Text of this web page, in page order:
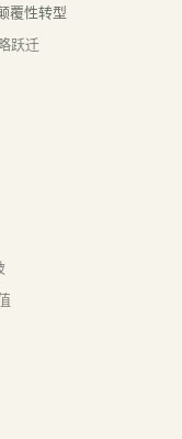
覆性转型
跃迁